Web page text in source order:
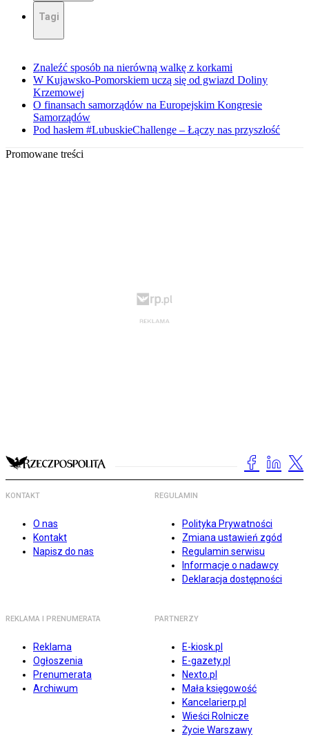
Tagi
Znaleźć sposób na nierówną walkę z korkami
W Kujawsko-Pomorskiem uczą się od gwiazd Doliny
Krzemowej
O finansach samorządów na Europejskim Kongresie
Samorządów
Pod hasłem #LubuskieChallenge – Łączy nas przyszłość
Promowane treści
KONTAKT
O nas
Kontakt
Napisz do nas
REGULAMIN
Polityka Prywatności
Zmiana ustawień zgód
Regulamin serwisu
Informacje o nadawcy
Deklaracja dostępności
REKLAMA I PRENUMERATA
Reklama
Ogłoszenia
Prenumerata
Archiwum
PARTNERZY
E-kiosk.pl
E-gazety.pl
Nexto.pl
Mała księgowość
Kancelarierp.pl
Wieści Rolnicze
Życie Warszawy